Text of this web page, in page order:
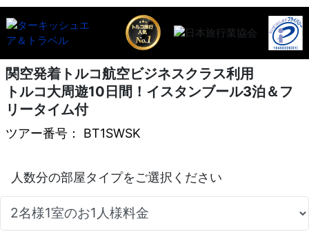
関空発着トルコ航空ビジネスクラス利用
トルコ大周遊10日間！イスタンブール3泊＆フ
リータイム付
ツアー番号： BT1SWSK